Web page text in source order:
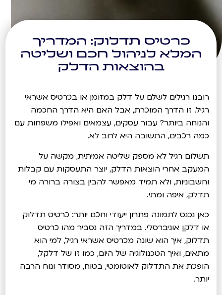
כרטיס תדלוק: המדריך
המלא לניהול חכם ושליטה
בהוצאות הדלק
רובנו רגילים לשלם על דלק במזומן או בכרטיס אשראי
רגיל. זו הדרך המוכרת, אבל האם היא הדרך החכמה
והנוחה ביותר? עבור עסקים, עצמאים ואפילו משפחות עם
כמה רכבים, התשובה היא לרוב לא.
תשלום רגיל לא מספק שליטה אמיתית, מקשה על
המעקב אחרי הוצאות הדלק, יוצר התעסקות עם קבלות
וחשבוניות, ולא תמיד מאפשר להבין בצורה ברורה מי
תדלק, איפה ומתי.
כאן נכנס לתמונה פתרון ייעודי וחכם יותר: כרטיס תדלוק
או דלקן אוניברסלי. במדריך הזה נסביר מהו כרטיס
תדלוק, איך הוא שונה מכרטיס אשראי רגיל, למי הוא
מתאים, ואיך הטכנולוגיה של היום, כמו זו של דלקל,
הופכת את התדלוק לאוטומטי, בטוח, מסודר ונוח הרבה
יותר.